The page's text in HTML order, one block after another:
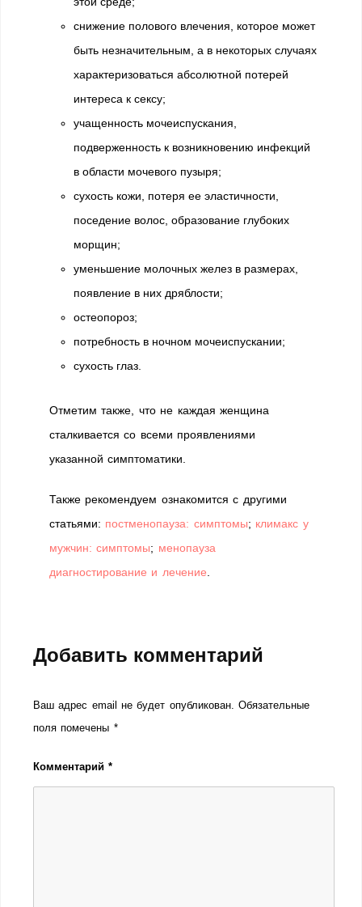
снижение полового влечения, которое может
быть незначительным, а в некоторых случаях
характеризоваться абсолютной потерей
интереса к сексу;
учащенность мочеиспускания,
подверженность к возникновению инфекций
в области мочевого пузыря;
сухость кожи, потеря ее эластичности,
поседение волос, образование глубоких
морщин;
уменьшение молочных желез в размерах,
появление в них дряблости;
остеопороз;
потребность в ночном мочеиспускании;
сухость глаз.
Отметим также, что не каждая женщина
сталкивается со всеми проявлениями
указанной симптоматики.
Также рекомендуем ознакомится с другими
статьями: постменопауза: симптомы; климакс у
мужчин: симптомы; менопауза
диагностирование и лечение
Добавить комментарий
Ваш адрес email не будет опубликован. Обязательные
поля помечены *
Комментарий*